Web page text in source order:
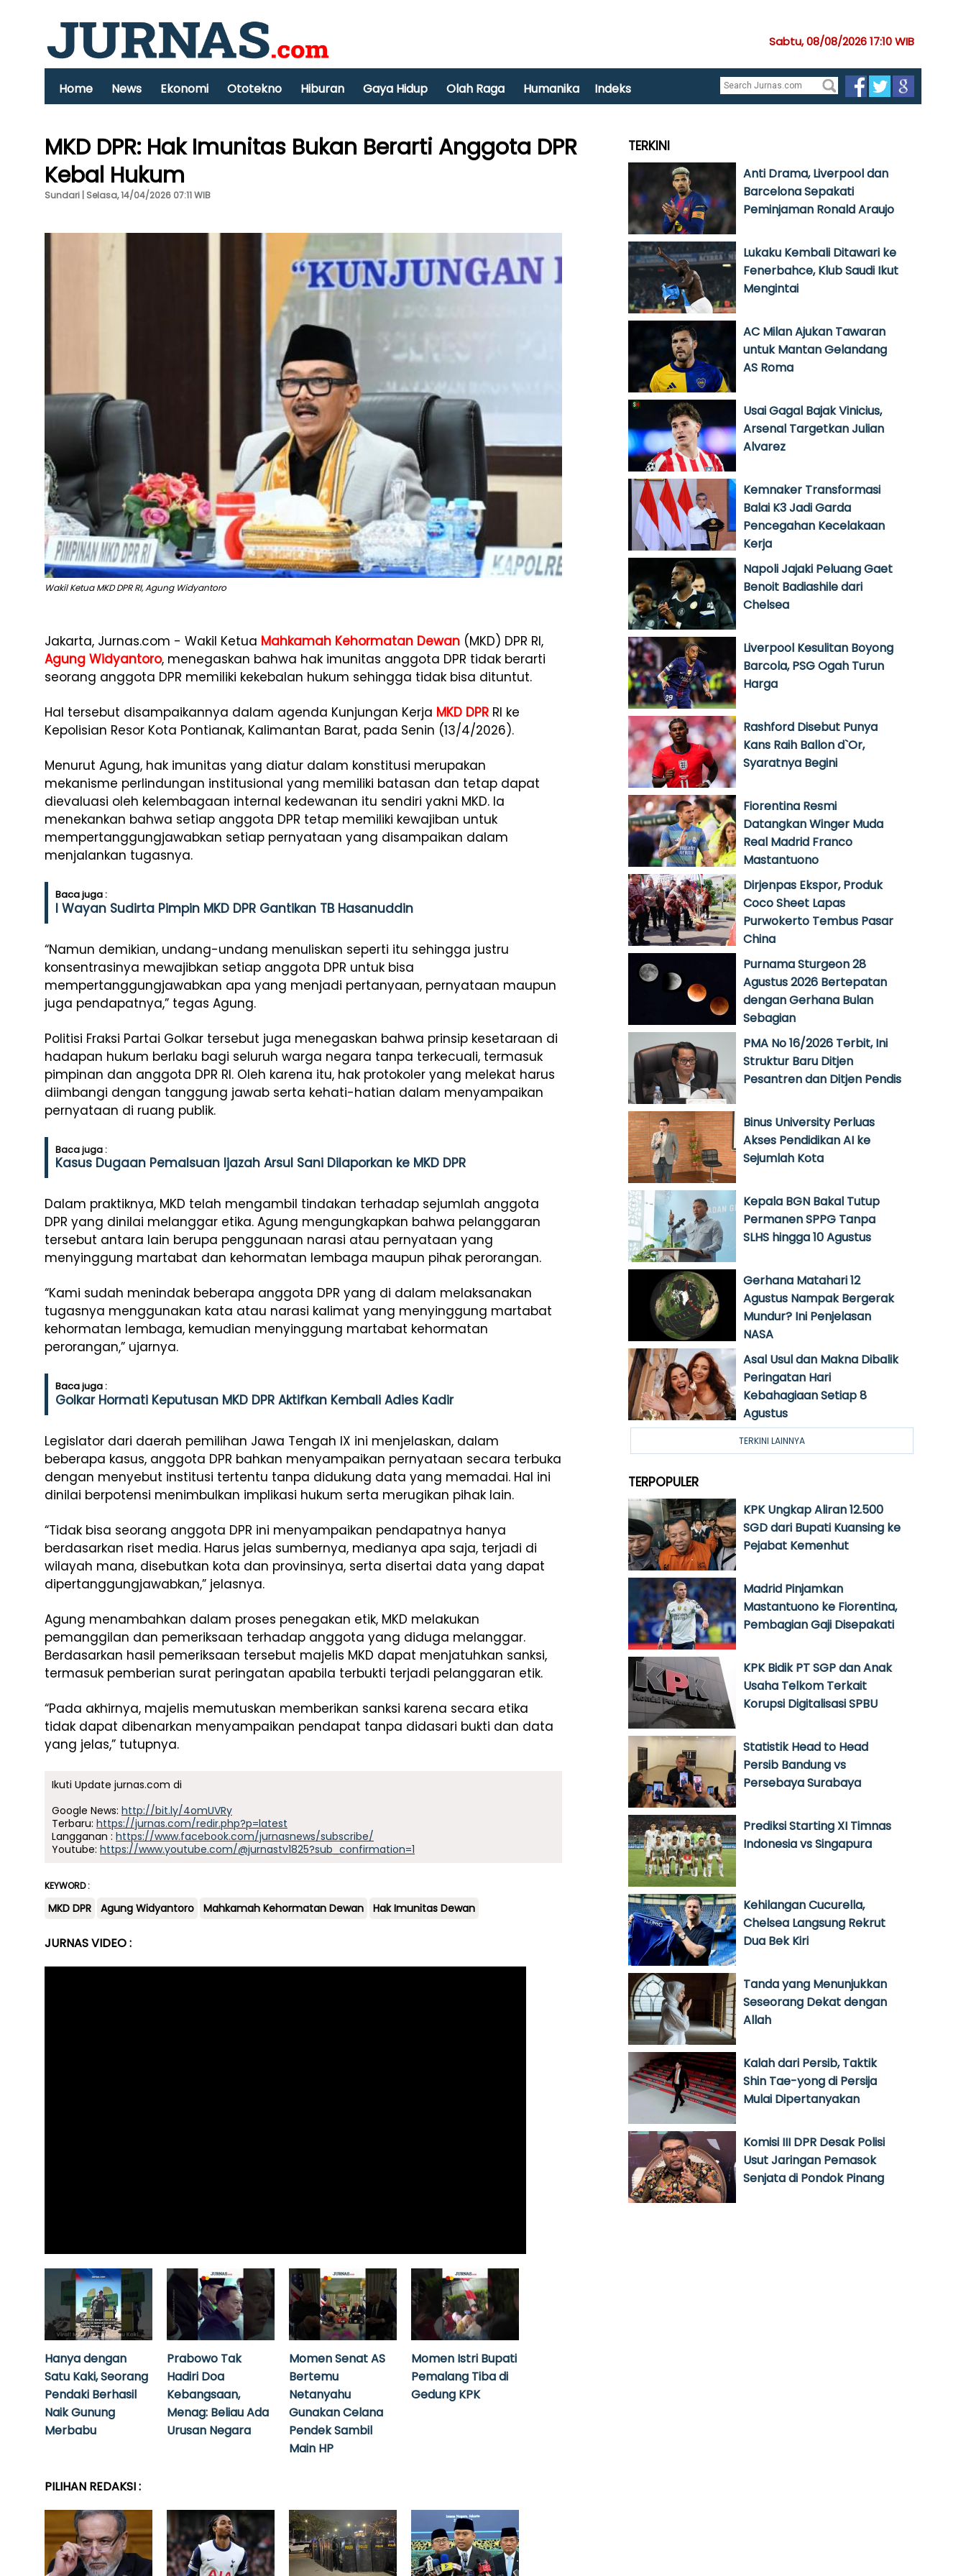
Sabtu, 08/08/2026 17:10 WIB
Home News Ekonomi Ototekno Hiburan Gaya Hidup Olah Raga Humanika Indeks
MKD DPR: Hak Imunitas Bukan Berarti Anggota DPR
Kebal Hukum
Sundari | Selasa, 14/04/2026 07:11 WIB
Wakil Ketua MKD DPR RI, Agung Widyantoro
Jakarta, Jurnas.com - Wakil Ketua Mahkamah Kehormatan Dewan (MKD) DPR RI,
Agung Widyantoro, menegaskan bahwa hak imunitas anggota DPR tidak berarti
seorang anggota DPR memiliki kekebalan hukum sehingga tidak bisa dituntut.
Hal tersebut disampaikannya dalam agenda Kunjungan Kerja MKD DPR RI ke
Kepolisian Resor Kota Pontianak, Kalimantan Barat, pada Senin (13/4/2026).
Menurut Agung, hak imunitas yang diatur dalam konstitusi merupakan
mekanisme perlindungan institusional yang memiliki batasan dan tetap dapat
dievaluasi oleh kelembagaan internal kedewanan itu sendiri yakni MKD. Ia
menekankan bahwa setiap anggota DPR tetap memiliki kewajiban untuk
mempertanggungjawabkan setiap pernyataan yang disampaikan dalam
menjalankan tugasnya.
Baca juga :
I Wayan Sudirta Pimpin MKD DPR Gantikan TB Hasanuddin
“Namun demikian, undang-undang menuliskan seperti itu sehingga justru
konsentrasinya mewajibkan setiap anggota DPR untuk bisa
mempertanggungjawabkan apa yang menjadi pertanyaan, pernyataan maupun
juga pendapatnya,” tegas Agung.
Politisi Fraksi Partai Golkar tersebut juga menegaskan bahwa prinsip kesetaraan di
hadapan hukum berlaku bagi seluruh warga negara tanpa terkecuali, termasuk
pimpinan dan anggota DPR RI. Oleh karena itu, hak protokoler yang melekat harus
diimbangi dengan tanggung jawab serta kehati-hatian dalam menyampaikan
pernyataan di ruang publik.
Baca juga :
Kasus Dugaan Pemalsuan Ijazah Arsul Sani Dilaporkan ke MKD DPR
Dalam praktiknya, MKD telah mengambil tindakan terhadap sejumlah anggota
DPR yang dinilai melanggar etika. Agung mengungkapkan bahwa pelanggaran
tersebut antara lain berupa penggunaan narasi atau pernyataan yang
menyinggung martabat dan kehormatan lembaga maupun pihak perorangan.
“Kami sudah menindak beberapa anggota DPR yang di dalam melaksanakan
tugasnya menggunakan kata atau narasi kalimat yang menyinggung martabat
kehormatan lembaga, kemudian menyinggung martabat kehormatan
perorangan,” ujarnya.
Baca juga :
Golkar Hormati Keputusan MKD DPR Aktifkan Kembali Adies Kadir
Legislator dari daerah pemilihan Jawa Tengah IX ini menjelaskan, dalam
beberapa kasus, anggota DPR bahkan menyampaikan pernyataan secara terbuka
dengan menyebut institusi tertentu tanpa didukung data yang memadai. Hal ini
dinilai berpotensi menimbulkan implikasi hukum serta merugikan pihak lain.
“Tidak bisa seorang anggota DPR ini menyampaikan pendapatnya hanya
berdasarkan riset media. Harus jelas sumbernya, medianya apa saja, terjadi di
wilayah mana, disebutkan kota dan provinsinya, serta disertai data yang dapat
dipertanggungjawabkan,” jelasnya.
Agung menambahkan dalam proses penegakan etik, MKD melakukan
pemanggilan dan pemeriksaan terhadap anggota yang diduga melanggar.
Berdasarkan hasil pemeriksaan tersebut majelis MKD dapat menjatuhkan sanksi,
termasuk pemberian surat peringatan apabila terbukti terjadi pelanggaran etik.
“Pada akhirnya, majelis memutuskan memberikan sanksi karena secara etika
tidak dapat dibenarkan menyampaikan pendapat tanpa didasari bukti dan data
yang jelas,” tutupnya.
Ikuti Update jurnas.com di
Google News: http://bit.ly/4omUVRy
Terbaru: https://jurnas.com/redir.php?p=latest
Langganan : https://www.facebook.com/jurnasnews/subscribe/
Youtube: https://www.youtube.com/@jurnastv1825?sub_confirmation=1
KEYWORD :
MKD DPR Agung Widyantoro Mahkamah Kehormatan Dewan Hak Imunitas Dewan
JURNAS VIDEO :
Hanya dengan
Satu Kaki, Seorang
Pendaki Berhasil
Naik Gunung
Merbabu
Prabowo Tak
Hadiri Doa
Kebangsaan,
Menag: Beliau Ada
Urusan Negara
Momen Senat AS
Bertemu
Netanyahu
Gunakan Celana
Pendek Sambil
Main HP
Momen Istri Bupati
Pemalang Tiba di
Gedung KPK
PILIHAN REDAKSI :
TERKINI
Anti Drama, Liverpool dan
Barcelona Sepakati
Peminjaman Ronald Araujo
Lukaku Kembali Ditawari ke
Fenerbahce, Klub Saudi Ikut
Mengintai
AC Milan Ajukan Tawaran
untuk Mantan Gelandang
AS Roma
Usai Gagal Bajak Vinicius,
Arsenal Targetkan Julian
Alvarez
Kemnaker Transformasi
Balai K3 Jadi Garda
Pencegahan Kecelakaan
Kerja
Napoli Jajaki Peluang Gaet
Benoit Badiashile dari
Chelsea
Liverpool Kesulitan Boyong
Barcola, PSG Ogah Turun
Harga
Rashford Disebut Punya
Kans Raih Ballon d`Or,
Syaratnya Begini
Fiorentina Resmi
Datangkan Winger Muda
Real Madrid Franco
Mastantuono
Dirjenpas Ekspor, Produk
Coco Sheet Lapas
Purwokerto Tembus Pasar
China
Purnama Sturgeon 28
Agustus 2026 Bertepatan
dengan Gerhana Bulan
Sebagian
PMA No 16/2026 Terbit, Ini
Struktur Baru Ditjen
Pesantren dan Ditjen Pendis
Binus University Perluas
Akses Pendidikan AI ke
Sejumlah Kota
Kepala BGN Bakal Tutup
Permanen SPPG Tanpa
SLHS hingga 10 Agustus
Gerhana Matahari 12
Agustus Nampak Bergerak
Mundur? Ini Penjelasan
NASA
Asal Usul dan Makna Dibalik
Peringatan Hari
Kebahagiaan Setiap 8
Agustus
TERKINI LAINNYA
TERPOPULER
KPK Ungkap Aliran 12.500
SGD dari Bupati Kuansing ke
Pejabat Kemenhut
Madrid Pinjamkan
Mastantuono ke Fiorentina,
Pembagian Gaji Disepakati
KPK Bidik PT SGP dan Anak
Usaha Telkom Terkait
Korupsi Digitalisasi SPBU
Statistik Head to Head
Persib Bandung vs
Persebaya Surabaya
Prediksi Starting XI Timnas
Indonesia vs Singapura
Kehilangan Cucurella,
Chelsea Langsung Rekrut
Dua Bek Kiri
Tanda yang Menunjukkan
Seseorang Dekat dengan
Allah
Kalah dari Persib, Taktik
Shin Tae-yong di Persija
Mulai Dipertanyakan
Komisi III DPR Desak Polisi
Usut Jaringan Pemasok
Senjata di Pondok Pinang